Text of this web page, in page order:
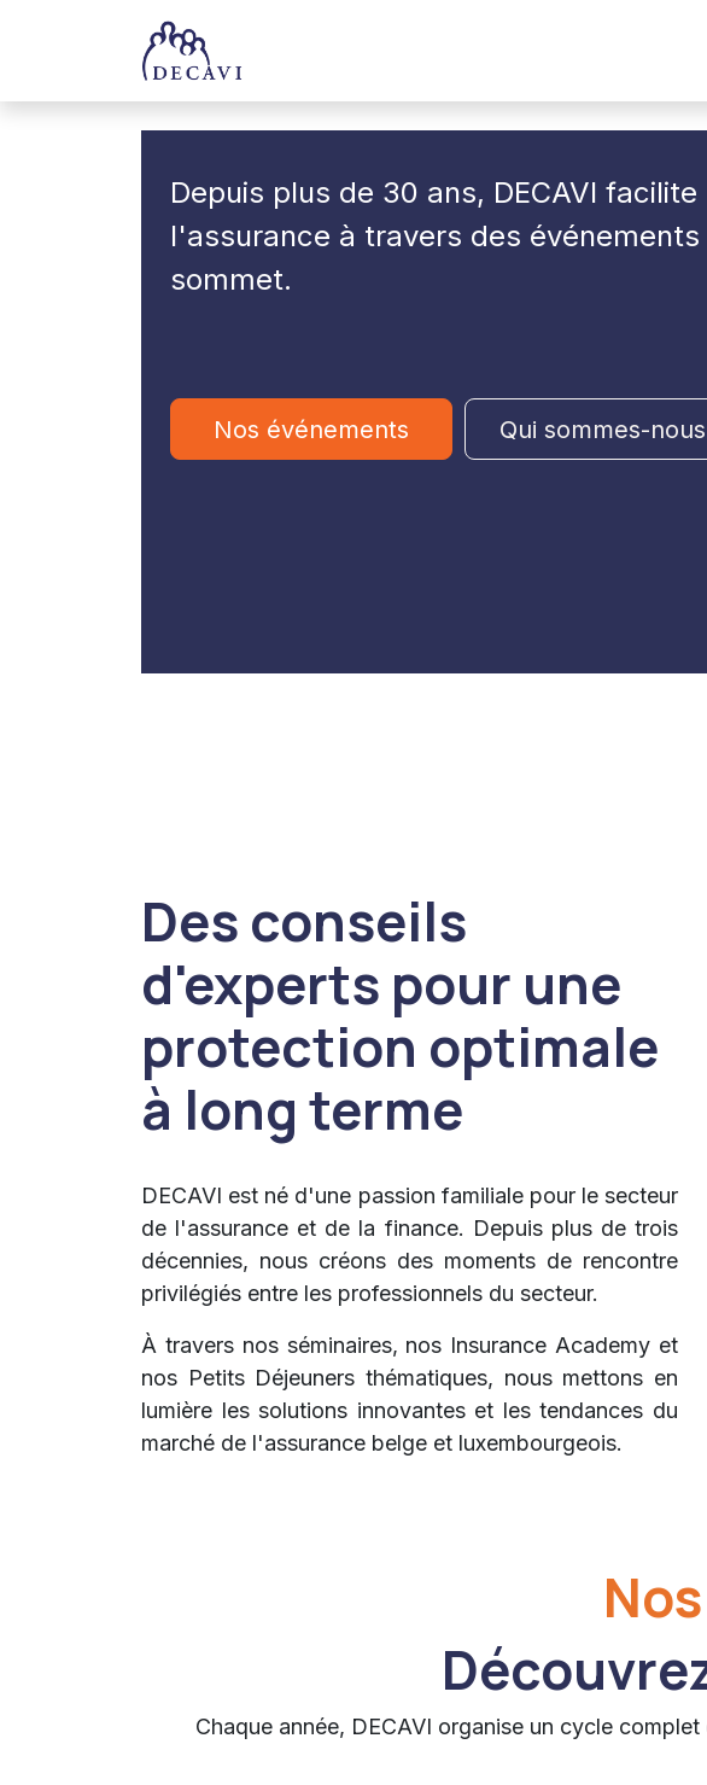
Depuis plus de 30 ans, DECAVI
l'assurance à travers des
sommet.
Nos événements Qui sommes-
Des conseils
d'experts pour une
protection optimale
à long terme
DECAVI est né d'une passion familiale pour le secteur
de l'assurance et de la finance. Depuis plus de trois
décennies, nous créons des moments de rencontre
privilégiés entre les professionnels du secteur.
À travers nos séminaires, nos Insurance Academy et
nos Petits Déjeuners thématiques, nous mettons en
lumière les solutions innovantes et les tendances du
marché de l'assurance belge et luxembourgeois.
Chaque année, DECAVI organise un cycle